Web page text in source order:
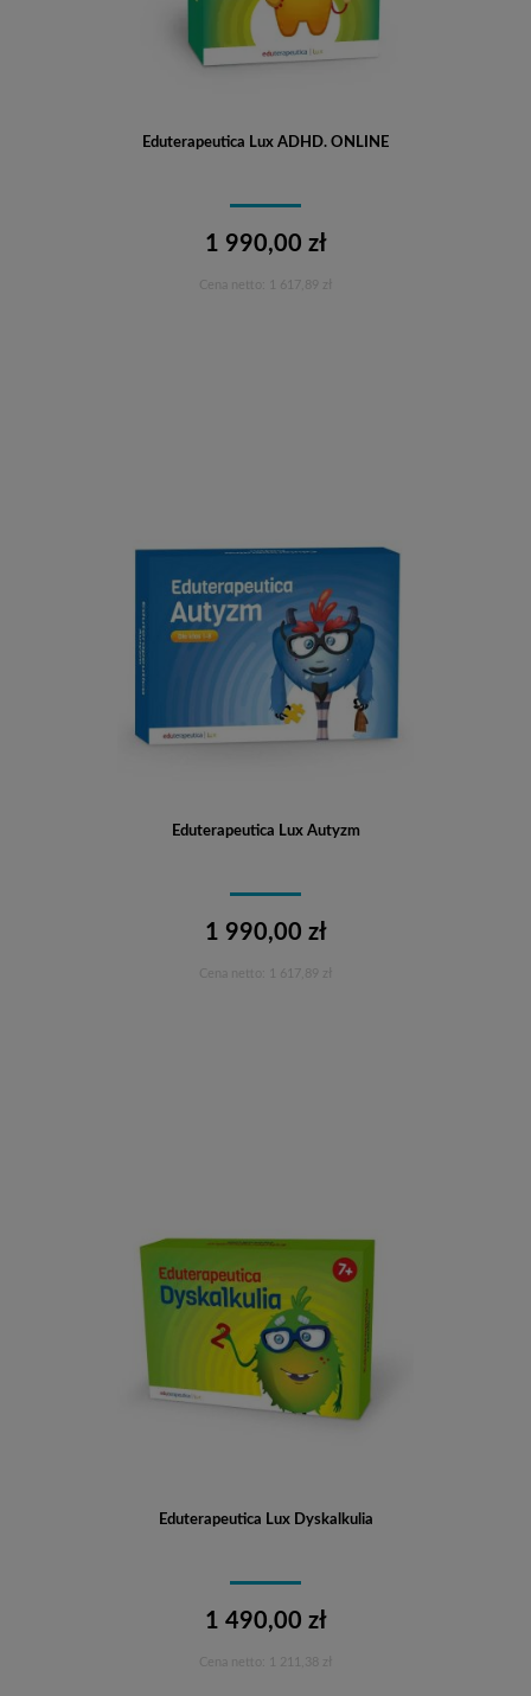
Eduterapeutica Lux ADHD. ONLINE
1 990,00 zł
1 617,89 zł
Eduterapeutica Lux Autyzm
1 990,00 zł
1 617,89 zł
Eduterapeutica Lux Dyskalkulia
1 490,00 zł
1 211,38 zł